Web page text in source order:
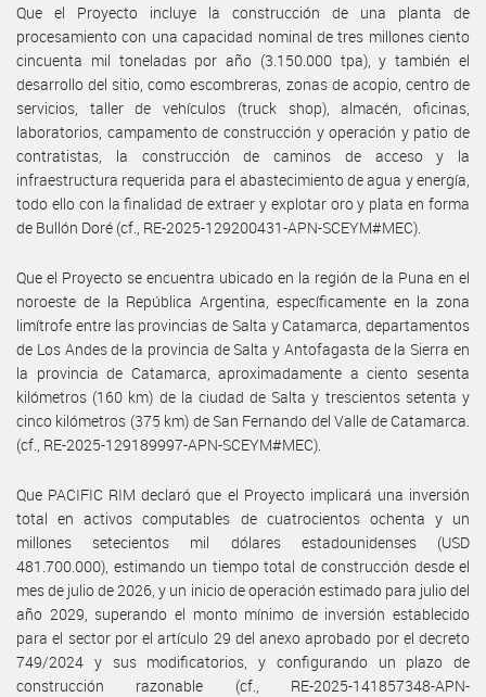
Que el Proyecto incluye la construcción de una planta de
procesamiento con una capacidad nominal de tres millones ciento
cincuenta mil toneladas por año (3.150.000 tpa), y también el
desarrollo del sitio, como escombreras, zonas de acopio, centro de
servicios, taller de vehículos (truck shop), almacén, oficinas,
laboratorios, campamento de construcción y operación y patio de
contratistas, la construcción de caminos de acceso y la
infraestructura requerida para el abastecimiento de agua y energía,
todo ello con la finalidad de extraer y explotar oro y plata en forma
de Bullón Doré (cf., RE-2025-129200431-APN-SCEYM#MEC).
Que el Proyecto se encuentra ubicado en la región de la Puna en el
noroeste de la República Argentina, específicamente en la zona
limítrofe entre las provincias de Salta y Catamarca, departamentos
de Los Andes de la provincia de Salta y Antofagasta de la Sierra en
la provincia de Catamarca, aproximadamente a ciento sesenta
kilómetros (160 km) de la ciudad de Salta y trescientos setenta y
cinco kilómetros (375 km) de San Fernando del Valle de Catamarca.
(cf., RE-2025-129189997-APN-SCEYM#MEC).
Que PACIFIC RIM declaró que el Proyecto implicará una inversión
total en activos computables de cuatrocientos ochenta y un
millones setecientos mil dólares estadounidenses (USD
481.700.000), estimando un tiempo total de construcción desde el
mes de julio de 2026, y un inicio de operación estimado para julio del
año 2029, superando el monto mínimo de inversión establecido
para el sector por el artículo 29 del anexo aprobado por el decreto
749/2024 y sus modificatorios, y configurando un plazo de
construcción razonable (cf., RE-2025-141857348-APN-